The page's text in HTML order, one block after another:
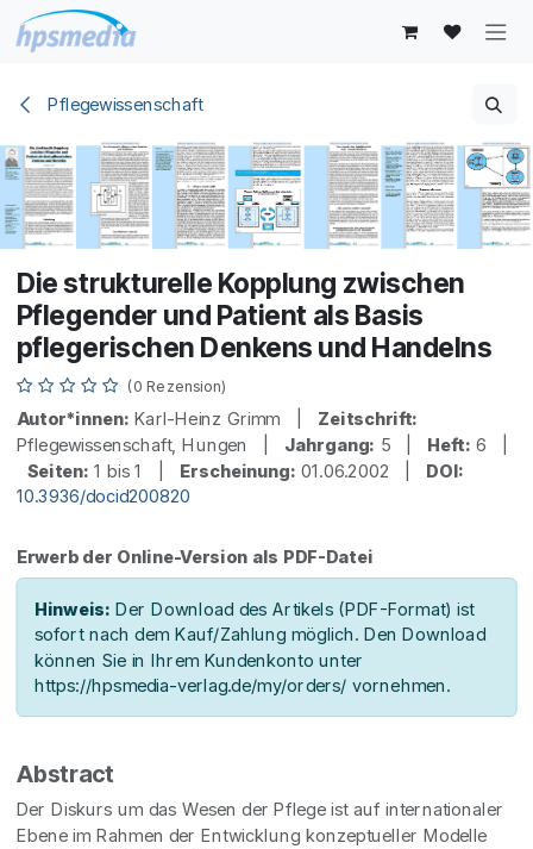
Zum Inhalt springen
Pflegewissenschaft
Die strukturelle Kopplung zwischen
Pflegender und Patient als Basis
pflegerischen Denkens und Handelns
(0 Rezension)
Autor*innen: Karl-Heinz Grimm | Zeitschrift:
Pflegewissenschaft, Hungen | Jahrgang: 5 | Heft: 6 |
Seiten: 1 bis 1 | Erscheinung: 01.06.2002 | DOI:
10.3936/docid200820
Erwerb der Online-Version als PDF-Datei
Hinweis: Der Download des Artikels (PDF-Format) ist
sofort nach dem Kauf/Zahlung möglich. Den Download
können Sie in Ihrem Kundenkonto unter
https://hpsmedia-verlag.de/my/orders/ vornehmen.
Abstract
Der Diskurs um das Wesen der Pflege ist auf internationaler
Ebene im Rahmen der Entwicklung konzeptueller Modelle